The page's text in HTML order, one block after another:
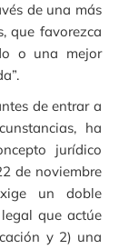
de una más
que favorezca
o una mejor
de entrar a
ha
jurídico
de noviembre
un doble
que actúe
y 2) una